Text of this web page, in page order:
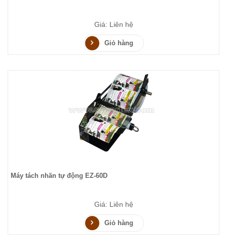
Giá: Liên hệ
Giỏ hàng
Máy tách nhãn tự động EZ-60D
Giá: Liên hệ
Giỏ hàng